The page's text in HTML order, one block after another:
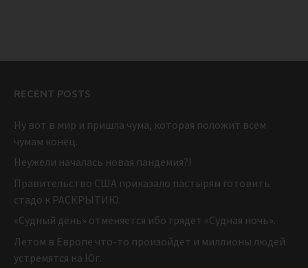
RECENT POSTS
Ну вот в мир и пришла чума, которая положит всем
чумам конец.
Неужели началась новая пандемия?!
Правительство США приказало пастырям готовить
стадо к РАСКРЫТИЮ.
«Судный день» отменяется ибо грядет «Судная ночь».
Летом в Европе что-то произойдет и миллионы людей
устремятся на Юг.